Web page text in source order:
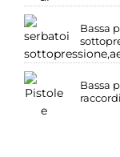
Bassa
Bassa
raccordi